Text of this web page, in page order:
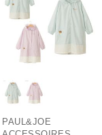
PAUL&JOE